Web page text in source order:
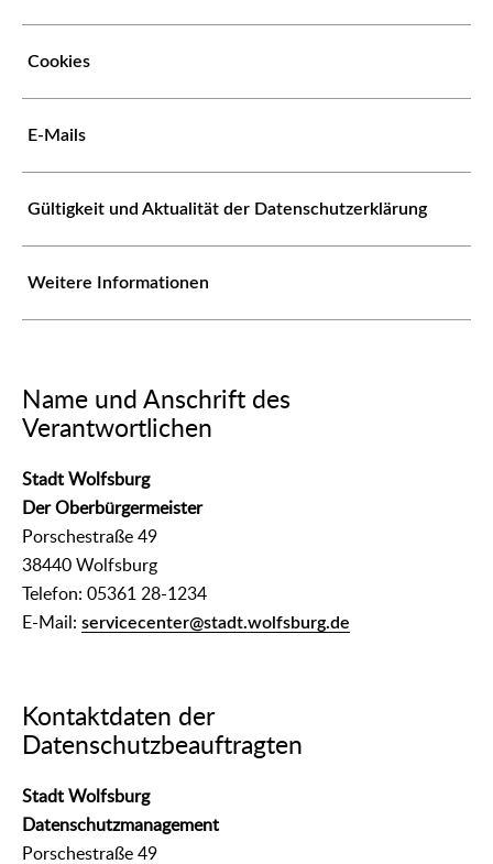
Cookies
E-Mails
Gültigkeit und Aktualität der Datenschutzerklärung
Weitere Informationen
Name und Anschrift des
Verantwortlichen
Stadt Wolfsburg
Der Oberbürgermeister
Porschestraße 49
38440 Wolfsburg
Telefon: 05361 28-1234
E-Mail: servicecenter@stadt.wolfsburg.de
Kontaktdaten der
Datenschutzbeauftragten
Stadt Wolfsburg
Datenschutzmanagement
Porschestraße 49